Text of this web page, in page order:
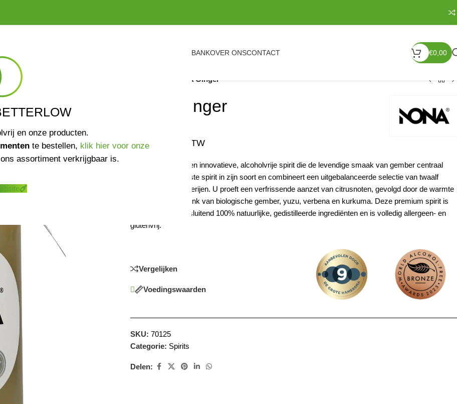
en onze producten.
te bestellen, klik hier voor onze
assortiment verkrijgbaar is.
KENNISBANKOVER ONSCONTACT €0,00
Nona Ginger
Nona Ginger
€29,99 incl. BTW
NONA Ginger is een innovatieve, alcoholvrije spirit die de levendige smaak van gember centraal
Het is de eerste spirit in zijn soort en combineert een uitgebalanceerde selectie van twaalf
gedistilleerde specerijen. U proeft een verfrissende aanzet van citrusnoten, gevolgd door de warmte
en een pittige afdronk van biologische gember, yuzu, verbena en kurkuma. Deze premium spirit is
ontwikkeld met uitsluitend 100% natuurlijke, gedistilleerde ingrediënten en is volledig allergeen- en
glutenvrij.
Vergelijken
Voedingswaarden
SKU: 70125
Categorie: Spirits
Delen: